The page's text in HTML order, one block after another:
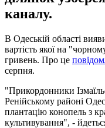
каналу.
В Одеській області
вартість якої на
гривень. Про це
серпня.
"Прикордонники
Ренійському районі
плантацію конопель з
культивування", -